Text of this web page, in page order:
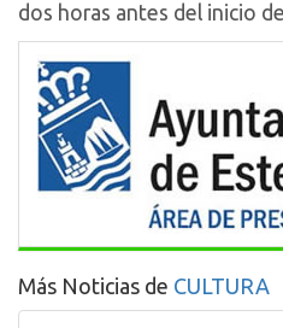
dos horas antes del inicio
Más Noticias de CULTURA